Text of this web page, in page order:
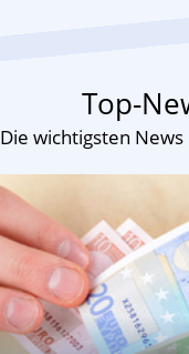
Top-
Die wichtigsten